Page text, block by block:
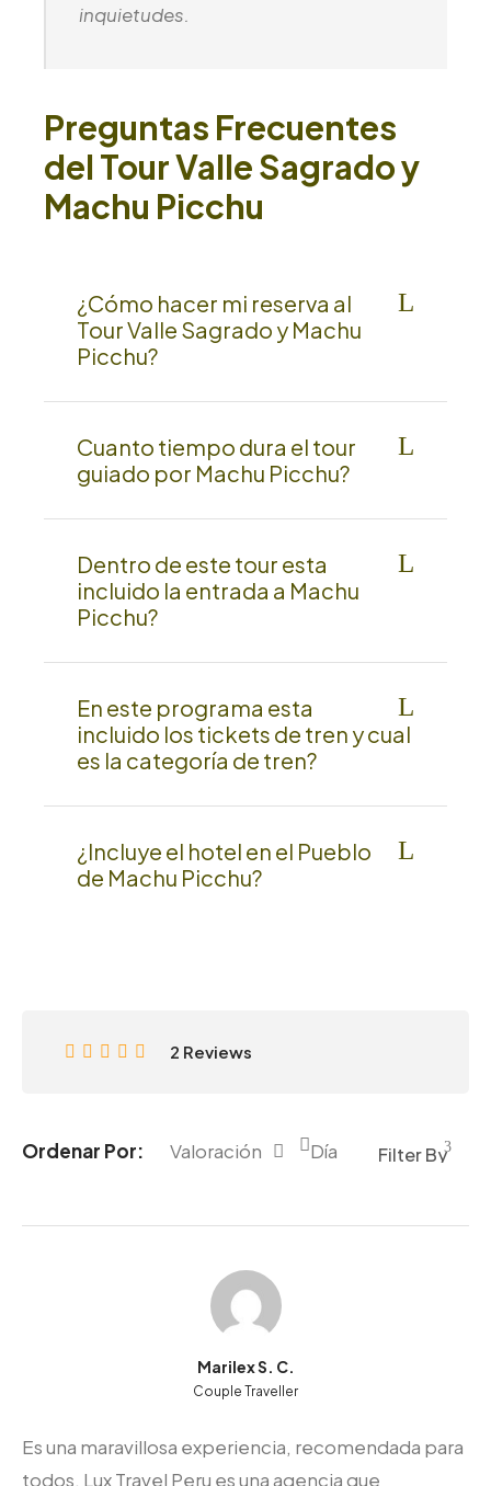
inquietudes.
Preguntas Frecuentes
del Tour Valle Sagrado y
Machu Picchu
¿Cómo hacer mi reserva al
Tour Valle Sagrado y Machu
Picchu?
Cuanto tiempo dura el tour
guiado por Machu Picchu?
Dentro de este tour esta
incluido la entrada a Machu
Picchu?
En este programa esta
incluido los tickets de tren y cual
es la categoría de tren?
¿Incluye el hotel en el Pueblo
de Machu Picchu?
2 Reviews
Ordenar Por: Valoración Día
Marilex S. C.
Couple Traveller
Es una maravillosa experiencia, recomendada para
todos, Lux Travel Peru es una agencia que